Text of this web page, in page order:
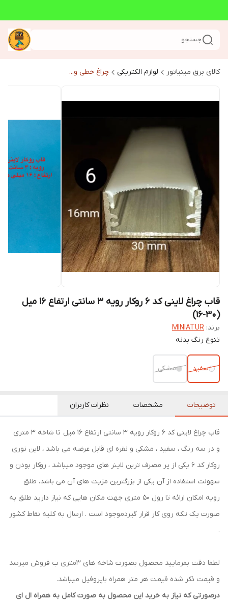
جستجو
کالای برق مینیاتور لوازم الکتریکی چراغ خطی و...
قاب چراغ لاینی کد ۶ روکار رویه ۳ سانتی ارتفاع ۱۶ میل
(30-16)
برند: MINIATUR
تنوع رنگ بدنه
سفید مشکی
توضیحات مشخصات نظرات کاربران
قاب چراغ لاینی کد ۶ روکار رویه ۳ سانتی ارتفاع ۱۶ میل تا شاخه ۳ متری
و در سه رنگ ، سفید ، مشکی و نقره ای قابل عرضه می باشد ، لاین نوری
روکار کد ۶ یکی از پر مصرف ترین لاینر های موجود میباشد ، روکار بودن و
سهولت استفاده از آن یکی از بزرگترین مزیت های آن می باشد، طلق
رویه امکان ارائه تا رول ۵۰ متری جهت مکان هایی که نیاز دارید طلق به
صورت یک تکه روی کار قرار گیردموجود است . ارسال به کلیه نقاط کشور
.
لطفا دقت بفرمایید محصول بصورت شاخه های 3متری ب فروش میرسد
و قیمت ذکر شده قیمت هر متر همراه باپروفیل میباشد.
درصورتی که نیاز به خرید این محصول به صورت کامل به همراه ال ای